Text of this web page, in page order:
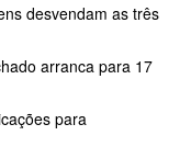
desvendam as três
arranca para 17
para